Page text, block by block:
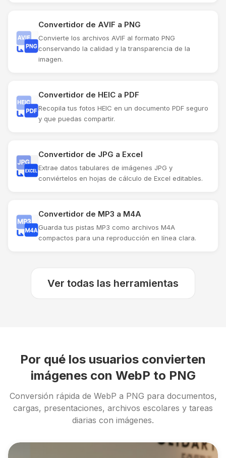
Convertidor de AVIF a PNG
Convierte los archivos AVIF al formato PNG
conservando la calidad y la transparencia de la
imagen.
Convertidor de HEIC a PDF
Recopila tus fotos HEIC en un documento PDF seguro
y que puedas compartir.
Convertidor de JPG a Excel
Extrae datos tabulares de imágenes JPG y
conviértelos en hojas de cálculo de Excel editables.
Convertidor de MP3 a M4A
Guarda tus pistas MP3 como archivos M4A
compactos para una reproducción en línea clara.
Ver todas las herramientas
Por qué los usuarios convierten
imágenes con WebP to PNG
Conversión rápida de WebP a PNG para documentos,
cargas, presentaciones, archivos escolares y tareas
diarias con imágenes.